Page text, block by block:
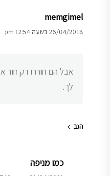
memgimel
26/04/2018 בשעה 12:54 pm
אבל הם חוררו רק חור
לך.
הגב
כמו מניפה